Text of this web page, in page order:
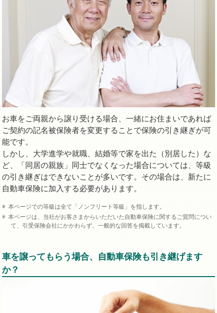
お車をご両親から譲り受ける場合、一緒にお住まいであれば
ご契約の記名被保険者を変更することで保険の引き継ぎが可
能です。
しかし、大学進学や就職、結婚等で家を出た（別居した）な
ど、「同居の親族」同士でなくなった場合については、等級
の引き継ぎはできないことが多いです。その場合は、新たに
自動車保険に加入する必要があります。
本ページでの等級は全て「ノンフリート等級」を指します。
本ページは、当社がお客さまからいただいた自動車保険に関するご質問につい
て、引受保険会社にかかわらず、一般的な回答を掲載しています。
車を譲ってもらう場合、自動車保険も引き継げます
か？